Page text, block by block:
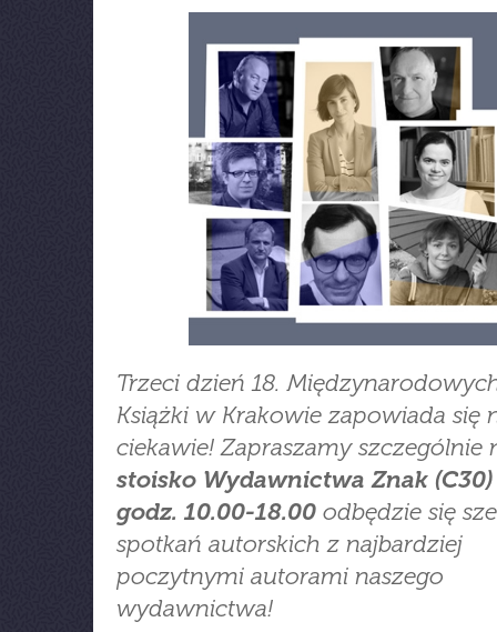
Trzeci dzień 18.
Książki w Krakowie zapowiada się
ciekawie! Zapraszamy szczególnie
stoisko Wydawnictwa Znak
godz. 10.00-18.00 odbędzie się
spotkań autorskich z najbardziej
poczytnymi autorami naszego
wydawnictwa!